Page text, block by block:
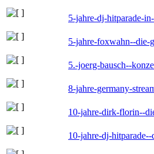
5-jahre-dj-hitparade-
5-jahre-foxwahn--die-
5.-joerg-bausch--
8-jahre-germany-
10-jahre-dirk-florin--
10-jahre-dj-